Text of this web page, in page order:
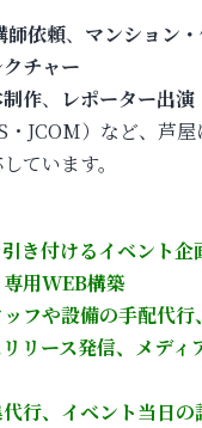
師依頼、 マンション
チャー
作、 レポーター出演
・JCOM）など、芦屋
ています。
き付けるイベント企
用WEB構築
フや設備の手配代行
リース発信、メディ
行、イベント当日の